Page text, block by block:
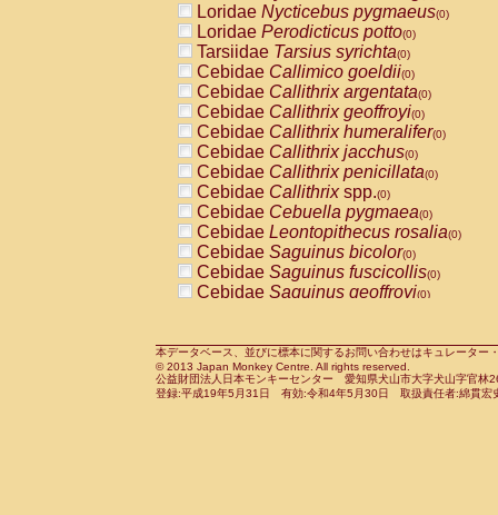
PitheciidaeCacajao calvus
PitheciidaeCallicebus cupreus
PitheciidaeCallicebus donacophilus
PitheciidaeCallicebus moloch
PitheciidaeCallicebus torquatus
PitheciidaeCallicebusspp.(0)
PitheciidaeChiropotes satanas(0)
PitheciidaePithecia monachus
PitheciidaePithecia pithecia(0)
CercopithecidaeCercocebus agilis
CercopithecidaeCercocebus
CercopithecidaeCercocebus
CercopithecidaeCercocebus
CercopithecidaeCercocebus
CercopithecidaeCercocebushybrid
CercopithecidaePapio anubis(0)
CercopithecidaePapio cynocephalus
CercopithecidaePapio hamadryas(0)
Loridae Nycticebus pygmaeus(0)
Loridae Perodicticus potto(0)
Tarsiidae Tarsius syrichta(0)
Cebidae Callimico goeldii(0)
Cebidae Callithrix argentata(0)
Cebidae Callithrix geoffroyi(0)
Cebidae Callithrix humeralifer(0)
Cebidae Callithrix jacchus(0)
Cebidae Callithrix penicillata(0)
Cebidae Callithrixspp.(0)
Cebidae Cebuella pygmaea(0)
Cebidae Leontopithecus rosalia(0)
Cebidae Saguinus bicolor(0)
Cebidae Saguinus fuscicollis(0)
Cebidae Saguinus geoffroyi(0)
CebidaeSaguinus leucopus(0)
CebidaeSaguinus midas(0)
Cebidae Saguinus mystax(0)
本データベース、並びに標本に関するお問い合わせはキュレータ
© 2013 Japan Monkey Centre. All rights reserved.
公益財団法人日本モンキーセンター 愛知県犬山市大字犬山字官
登録:平成19年5月31日 有効:令和4年5月30日 取扱責任者:綿貫宏